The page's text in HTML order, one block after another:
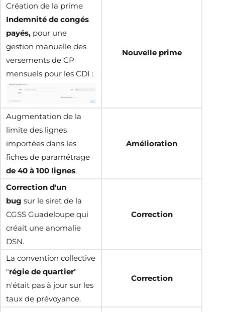
Création de la prime
Indemnité de congés
payés, pour une
gestion manuelle des
versements de CP
mensuels pour les CDI :
Nouvelle prime
Augmentation de la
limite des lignes
importées dans les
fiches de paramétrage
de 40 à 100 lignes.
Amélioration
Correction d'un
bug sur le siret de la
CGSS Guadeloupe qui
créait une anomalie
DSN.
Correction
La convention collective
"régie de quartier"
n'était pas à jour sur les
taux de prévoyance.
Correction